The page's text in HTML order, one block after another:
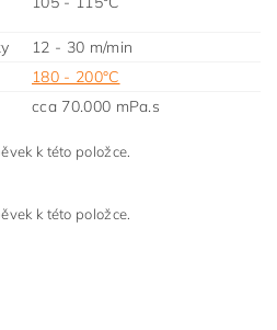
12 - 30 m/min
180 - 200°C
cca 70.000 mPa.s
k této položce.
k této položce.